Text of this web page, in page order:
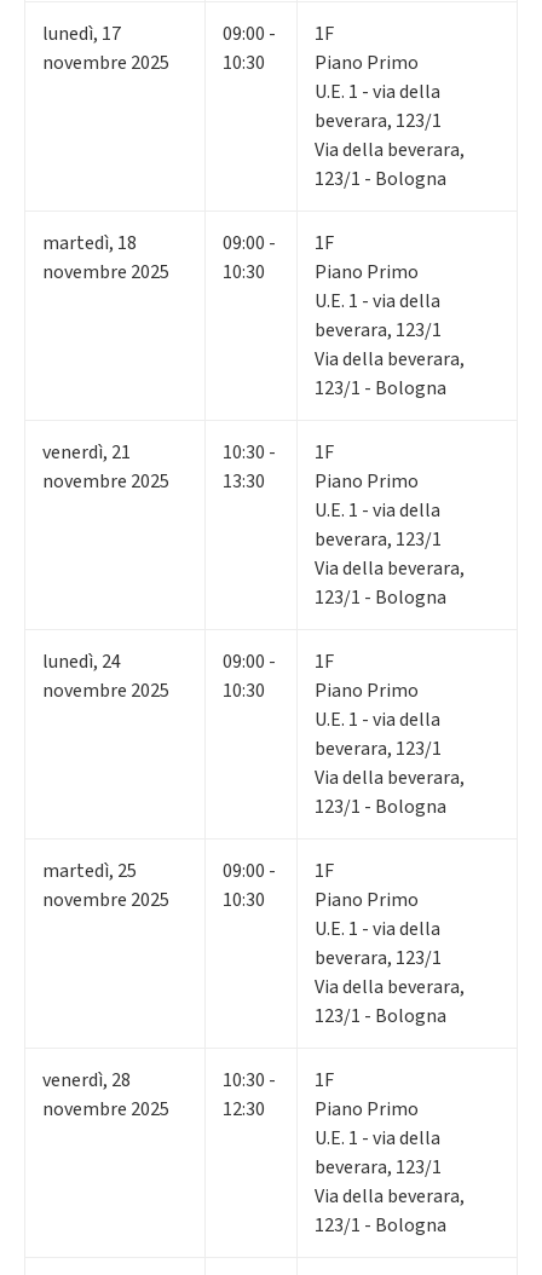
lunedì, 17
novembre 2025
09:00 -
10:30
1F
Piano Primo
U.E. 1 - via della
beverara, 123/1
Via della beverara,
123/1 - Bologna
martedì, 18
novembre 2025
09:00 -
10:30
1F
Piano Primo
U.E. 1 - via della
beverara, 123/1
Via della beverara,
123/1 - Bologna
venerdì, 21
novembre 2025
10:30 -
13:30
1F
Piano Primo
U.E. 1 - via della
beverara, 123/1
Via della beverara,
123/1 - Bologna
lunedì, 24
novembre 2025
09:00 -
10:30
1F
Piano Primo
U.E. 1 - via della
beverara, 123/1
Via della beverara,
123/1 - Bologna
martedì, 25
novembre 2025
09:00 -
10:30
1F
Piano Primo
U.E. 1 - via della
beverara, 123/1
Via della beverara,
123/1 - Bologna
venerdì, 28
novembre 2025
10:30 -
12:30
1F
Piano Primo
U.E. 1 - via della
beverara, 123/1
Via della beverara,
123/1 - Bologna